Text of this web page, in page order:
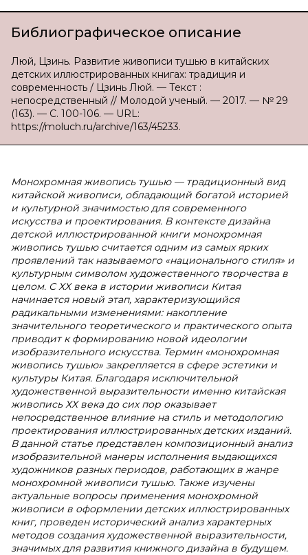
Библиографическое описание
Люй, Цзинь. Развитие живописи тушью в китайских
детских иллюстрированных книгах: традиция и
современность / Цзинь Люй. — Текст :
непосредственный // Молодой ученый. — 2017. — № 29
(163). — С. 100-106. — URL:
https://moluch.ru/archive/163/45233.
Монохромная живопись тушью — традиционный вид
китайской живописи, обладающий богатой историей
и культурной значимостью для современного
искусства и проектирования. В контексте дизайна
детской иллюстрированной книги монохромная
живопись тушью считается одним из самых ярких
проявлений так называемого «национального стиля» и
культурным символом художественного творчества в
целом. С ХХ века в истории живописи Китая
начинается новый этап, характеризующийся
радикальными изменениями: накопление
значительного теоретического и практического опыта
приводит к формированию новой идеологии
изобразительного искусства. Термин «монохромная
живопись тушью» закрепляется в сфере эстетики и
культуры Китая. Благодаря исключительной
художественной выразительности именно китайская
живопись ХХ века до сих пор оказывает
непосредственное влияние на стиль и методологию
проектирования иллюстрированных детских изданий.
В данной статье представлен композиционный анализ
изобразительной манеры исполнения выдающихся
художников разных периодов, работающих в жанре
монохромной живописи тушью. Также изучены
актуальные вопросы применения монохромной
живописи в оформлении детских иллюстрированных
книг, проведен исторический анализ характерных
методов создания художественной выразительности,
значимых для развития книжного дизайна в будущем.